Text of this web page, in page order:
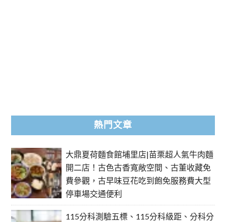
熱門文章
大鼎夏荷麵食館埔里店|苗栗超人氣牛肉麵
開二店！古色古香寬敞空間、古董收藏免
費參觀，古早味豆花吃到飽免服務費大型
停車場交通便利
115分科測驗五標、115分科級距、分科分